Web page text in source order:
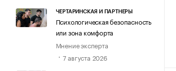
ЧЕРТАРИНСКАЯ И ПАРТНЕРЫ
Психологическая безопасность
или зона комфорта
Мнение эксперта
7 августа 2026